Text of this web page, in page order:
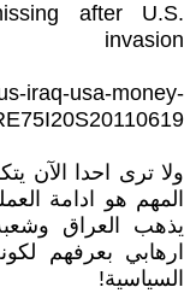
after U.S.
invasion
iraq-usa-money-
ولا ترى احدا الآن
المهم هو ادامة
يذهب العراق
ارهابي بعرفهم
السياسية!